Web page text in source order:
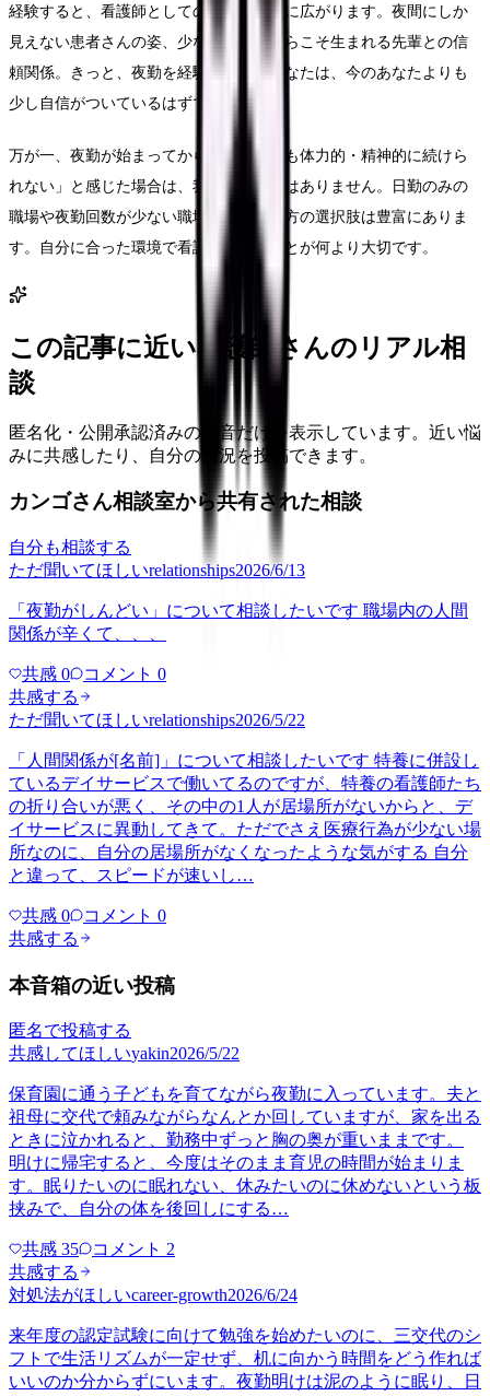
経験すると、看護師としての視野が一気に広がります。夜間にしか
見えない患者さんの姿、少ない人数だからこそ生まれる先輩との信
頼関係。きっと、夜勤を経験した後のあなたは、今のあなたよりも
少し自信がついているはずです。
万が一、夜勤が始まってから「どうしても体力的・精神的に続けら
れない」と感じた場合は、我慢する必要はありません。日勤のみの
職場や夜勤回数が少ない職場など、働き方の選択肢は豊富にありま
す。自分に合った環境で看護を続けることが何より大切です。
この記事に近い看護師さんのリアル相
談
匿名化・公開承認済みの本音だけを表示しています。近い悩
みに共感したり、自分の状況を投稿できます。
カンゴさん相談室から共有された相談
自分も相談する
ただ聞いてほしいrelationships2026/6/13
「夜勤がしんどい」について相談したいです 職場内の人間
関係が辛くて、、、
共感 0 コメント 0
共感する
ただ聞いてほしいrelationships2026/5/22
「人間関係が[名前]」について相談したいです 特養に併設し
ているデイサービスで働いてるのですが、特養の看護師たち
の折り合いが悪く、その中の1人が居場所がないからと、デ
イサービスに異動してきて。ただでさえ医療行為が少ない場
所なのに、自分の居場所がなくなったような気がする 自分
と違って、スピードが速いし…
共感 0 コメント 0
共感する
本音箱の近い投稿
匿名で投稿する
共感してほしいyakin2026/5/22
保育園に通う子どもを育てながら夜勤に入っています。夫と
祖母に交代で頼みながらなんとか回していますが、家を出る
ときに泣かれると、勤務中ずっと胸の奥が重いままです。
明けに帰宅すると、今度はそのまま育児の時間が始まりま
す。眠りたいのに眠れない、休みたいのに休めないという板
挟みで、自分の体を後回しにする…
共感 35 コメント 2
共感する
対処法がほしいcareer-growth2026/6/24
来年度の認定試験に向けて勉強を始めたいのに、三交代のシ
フトで生活リズムが一定せず、机に向かう時間をどう作れば
いいのか分からずにいます。夜勤明けは泥のように眠り、日